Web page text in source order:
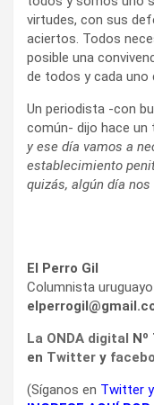
virtudes, con sus
aciertos. Todos
posible una
de todos y cada uno
Un periodista -con
común- dijo hace un
y ese día vamos a
establecimiento
quizás, algún día
El Perro Gil
Columnista uruguayo
La ONDA digital Nº
en Twitter y
(Síganos en Twitter y